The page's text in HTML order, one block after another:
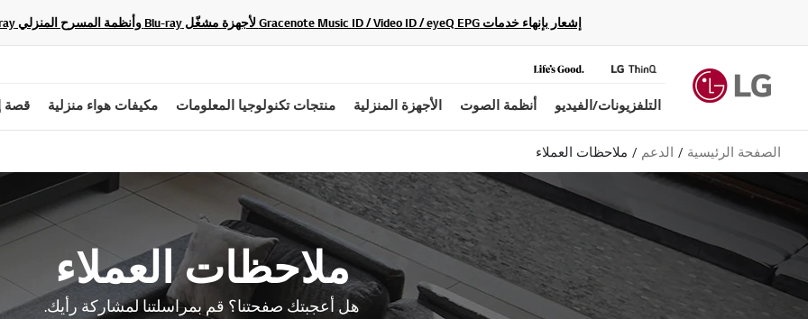
إشعار بإنهاء خدمات Gracenote Music ID / Video ID / eyeQ EPG لأجهزة مشغّل Blu-ray وأنظمة المسرح المنزلي Blu-ray، حيث لن تكون متاحة بعد الآن.
التلفزيونات/الفيديو أنظمة الصوت الأجهزة المنزلية منتجات تكنولوجيا المعلومات مكيفات هواء منزلية قصة
الصفحة الرئيسية الدعم ملاحظات العملاء
ملاحظات العملاء
هل أعجبتك صفحتنا؟ قم بمراسلتنا لمشاركة رأيك.